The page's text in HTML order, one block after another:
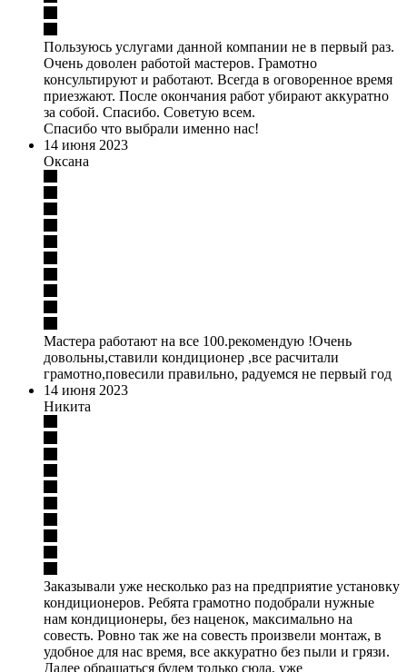
Пользуюсь услугами данной компании не в первый раз.
Очень доволен работой мастеров. Грамотно
консультируют и работают. Всегда в оговоренное время
приезжают. После окончания работ убирают аккуратно
за собой. Спасибо. Советую всем.
Спасибо что выбрали именно нас!
14 июня 2023
Оксана
Мастера работают на все 100.рекомендую !Очень
довольны,ставили кондиционер ,все расчитали
грамотно,повесили правильно, радуемся не первый год
14 июня 2023
Никита
Заказывали уже несколько раз на предприятие установку
кондиционеров. Ребята грамотно подобрали нужные
нам кондиционеры, без наценок, максимально на
совесть. Ровно так же на совесть произвели монтаж, в
удобное для нас время, все аккуратно без пыли и грязи.
Далее обращаться будем только сюда, уже